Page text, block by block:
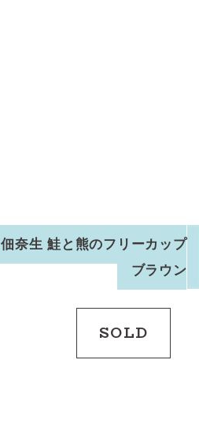
佃奈生 鮭と熊のフリーカップ
ブラウン
SOLD